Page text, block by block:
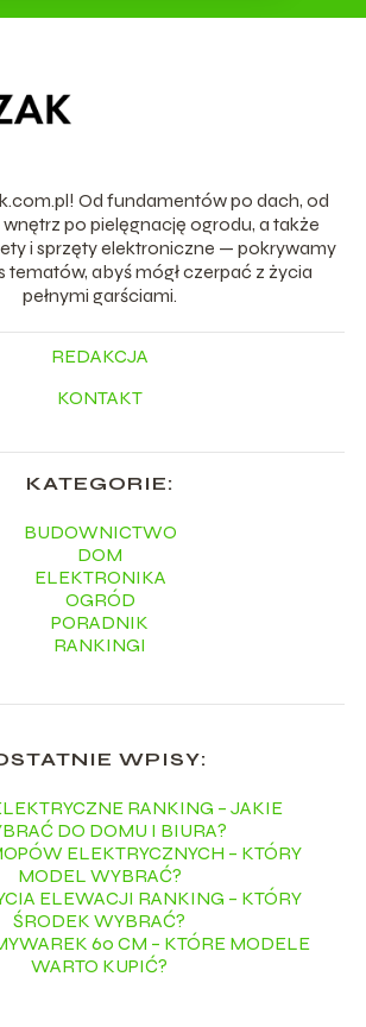
Od fundamentów po dach, od
po pielęgnację ogrodu, a także
i sprzęty elektroniczne — pokrywamy
tematów, abyś mógł czerpać z życia
pełnymi garściami.
REDAKCJA
KONTAKT
KATEGORIE:
BUDOWNICTWO
DOM
ELEKTRONIKA
OGRÓD
PORADNIK
RANKINGI
WPISY:
RANKING – JAKIE
DO DOMU I BIURA?
ELEKTRYCZNYCH – KTÓRY
MODEL WYBRAĆ?
ELEWACJI RANKING – KTÓRY
ŚRODEK WYBRAĆ?
60 CM – KTÓRE MODELE
WARTO KUPIĆ?